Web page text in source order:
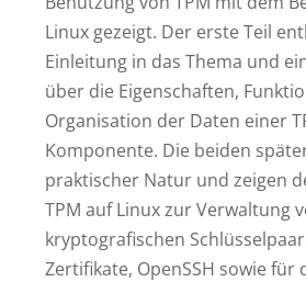
Linux gezeigt. Der erste Teil
Einleitung in das Thema und
über die Eigenschaften,
Organisation der Daten einer
Komponente. Die beiden
praktischer Natur und zeigen
TPM auf Linux zur Verwaltung
kryptografischen
Zertifikate, OpenSSH sowie für